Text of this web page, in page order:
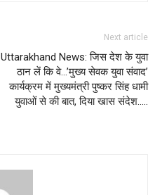
Next article
Uttarakhand News: जिस देश के युवा
ठान लें कि वे…’मुख्य सेवक युवा संवाद’
कार्यक्रम में मुख्यमंत्री पुष्कर सिंह धामी
युवाओं से की बात, दिया खास संदेश…..